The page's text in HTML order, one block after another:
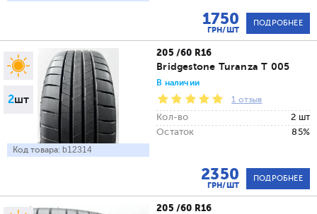
1750
ГРН/ШТ
ПОДРОБНЕЕ
2шт
Код товара: b12314
205 /60 R16
Bridgestone Turanza T 005
В наличии
1 отзыв
Кол-во
2 шт
Остаток
85%
2350
ГРН/ШТ
ПОДРОБНЕЕ
205 /60 R16